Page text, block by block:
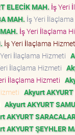
ELECİK MAH. İş Yeri
MAH. İş Yeri
İş Yeri İlaçlama
İş Yeri İlaçlama
İlaçlama Hizmeti
İlaçlama Hizmeti
İlaçlama Hizmeti
Akyurt
Akyurt AKYURT
AKYURT
AKYURT ŞEYHLER